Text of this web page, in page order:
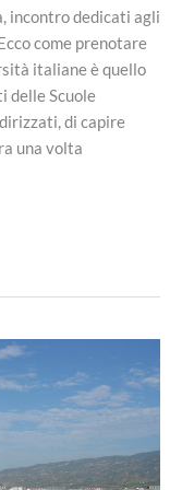
incontro dedicati agli
come prenotare
italiane è quello
delle Scuole
di capire
una volta